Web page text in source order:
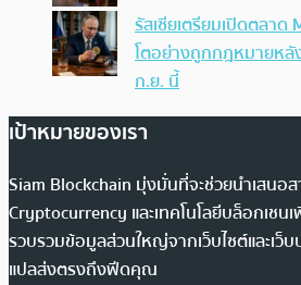
รัสเซียเตรียมเปิดตลาด
โตอย่างถูกกฎหมายหลั
ก.ย. นี้
เป้าหมายของเรา
Siam Blockchain มุ่งมั่นที่จะช่วยนำเสนอ
Cryptocurrency และเทคโนโลยีบล็อกเชน
รวบรวมข้อมูลส่วนใหญ่จากเว็บไซต์และเว็
แปลส่งตรงถึงฟีดคุณ